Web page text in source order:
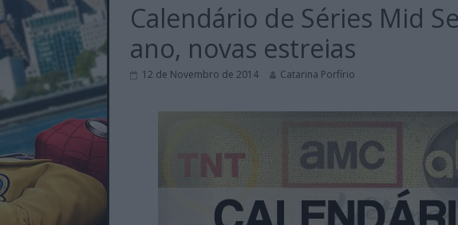
Reviews
Gaming,
Calendário de Séries Mid
ano, novas estreias
12 de Novembro de 2014 Catarina Porfírio